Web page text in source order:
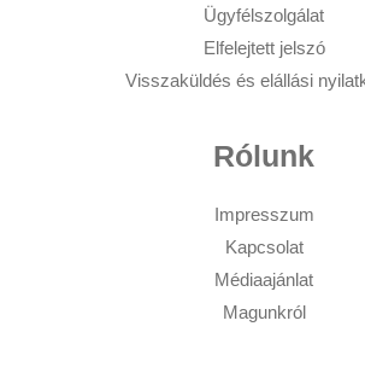
Ügyfélszolgálat
Elfelejtett jelszó
Visszaküldés és elállási
Rólunk
Impresszum
Kapcsolat
Médiaajánlat
Magunkról